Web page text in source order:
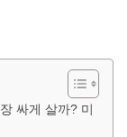
싸게 살까? 미